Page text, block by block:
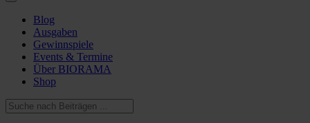
Blog
Ausgaben
Gewinnspiele
Events & Termine
Über BIORAMA
Shop